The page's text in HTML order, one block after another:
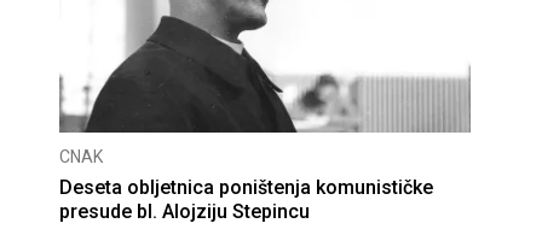
CNAK
Deseta obljetnica poništenja komunističke
presude bl. Alojziju Stepincu